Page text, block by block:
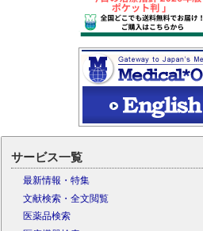
サービス一覧
最新情報・特集
文献検索・全文閲覧
医薬品検索